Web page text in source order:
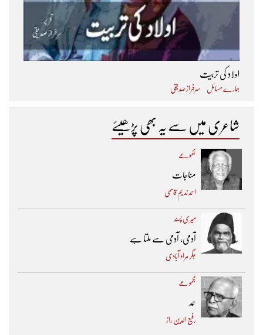
اولاد کی تربیت
ہمارے مسائل سرفراز صدیقی
شاعری میں سے یہ بھی پڑھیئے
مجموعے
مناجات
احمد ندیم قاسمی
میری پسند
آدمی، آدمی سے ملتا ہے
جگر مراد آبادی
مجموعے
حمد
رفیع الدین راز